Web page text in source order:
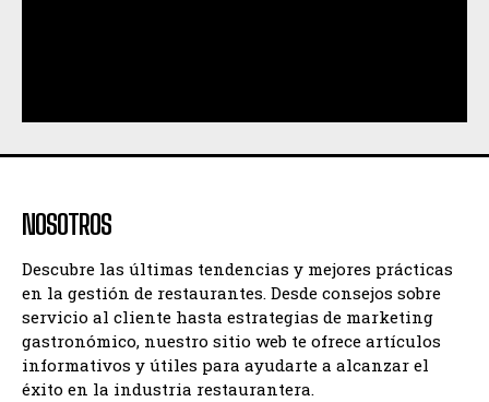
NOSOTROS
Descubre las últimas tendencias y mejores prácticas
en la gestión de restaurantes. Desde consejos sobre
servicio al cliente hasta estrategias de marketing
gastronómico, nuestro sitio web te ofrece artículos
informativos y útiles para ayudarte a alcanzar el
éxito en la industria restaurantera.